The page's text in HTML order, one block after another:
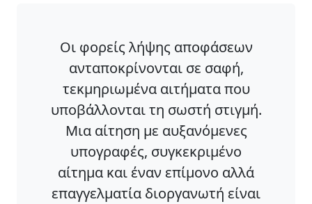
Οι φορείς λήψης αποφάσεων
ανταποκρίνονται σε σαφή,
τεκμηριωμένα αιτήματα που
υποβάλλονται τη σωστή στιγμή.
Μια αίτηση με αυξανόμενες
υπογραφές, συγκεκριμένο
αίτημα και έναν επίμονο αλλά
επαγγελματία διοργανωτή είναι